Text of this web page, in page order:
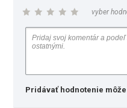
vyber
Pridávať hodnotenie